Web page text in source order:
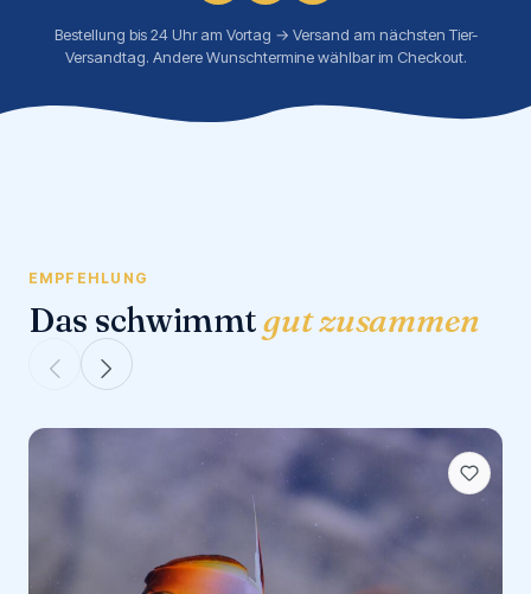
Bestellung bis 24 Uhr am Vortag → Versand am nächsten Tier-
Versandtag. Andere Wunschtermine wählbar im Checkout.
EMPFEHLUNG
Das schwimmtgut zusammen